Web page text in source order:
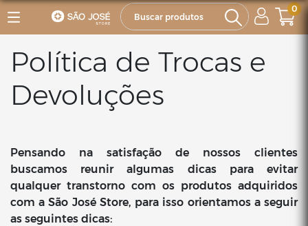
0
Política de Trocas e
Devoluções
Pensando na satisfação de nossos clientes
buscamos reunir algumas dicas para evitar
qualquer transtorno com os produtos adquiridos
com a São José Store, para isso orientamos a seguir
as seguintes dicas: